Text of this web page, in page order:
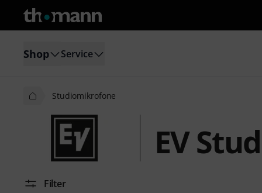
Shop Service
Studiomikrofone
EV
Filter